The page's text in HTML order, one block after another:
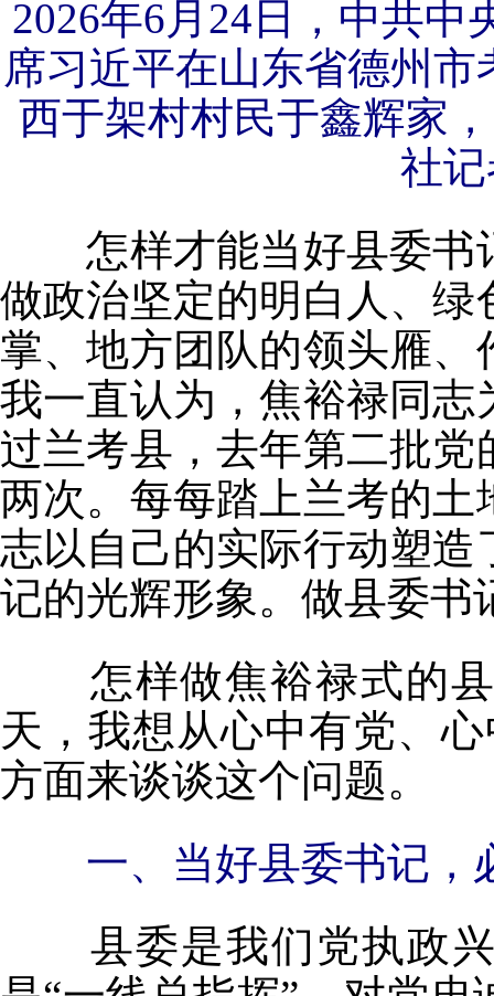
2026年6月24日，中共
席习近平在山东省德州
西于架村村民于鑫辉家
社
怎样才能当好县委书
做政治坚定的明白人、
掌、地方团队的领头雁
我一直认为，焦裕禄同
过兰考县，去年第二批
两次。每每踏上兰考的
志以自己的实际行动塑
记的光辉形象。做县委书
怎样做焦裕禄式的县
天，我想从心中有党、
方面来谈谈这个问题。
一、当好县委书记，
县委是我们党执政兴